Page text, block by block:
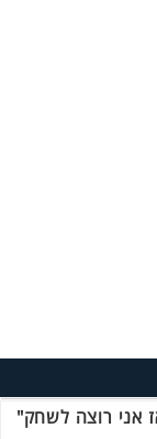
אני רוצה לשחק"